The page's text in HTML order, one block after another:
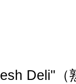
esh Deli"（